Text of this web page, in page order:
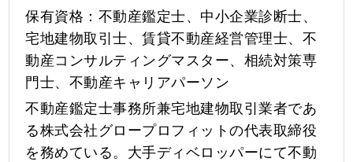
保有資格：不動産鑑定士、中小企業診断士、
宅地建物取引士、賃貸不動産経営管理士、不
動産コンサルティングマスター、相続対策専
門士、不動産キャリアパーソン
不動産鑑定士事務所兼宅地建物取引業者であ
る株式会社グロープロフィットの代表取締役
を務めている。大手ディベロッパーにて不動